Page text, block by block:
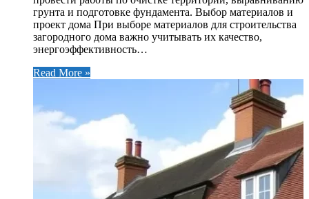
грунта и подготовке фундамента. Выбор материалов и
проект дома При выборе материалов для строительства
загородного дома важно учитывать их качество,
энергоэффективность…
Read More »